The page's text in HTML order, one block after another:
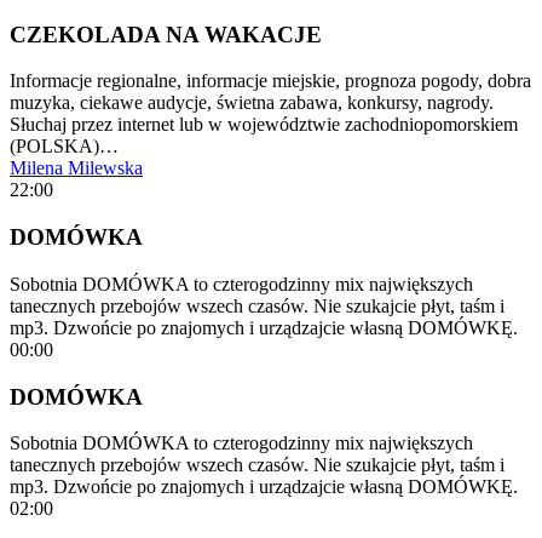
CZEKOLADA NA WAKACJE
Informacje regionalne, informacje miejskie, prognoza pogody, dobra
muzyka, ciekawe audycje, świetna zabawa, konkursy, nagrody.
Słuchaj przez internet lub w województwie zachodniopomorskiem
(POLSKA)…
Milena Milewska
22:00
DOMÓWKA
Sobotnia DOMÓWKA to czterogodzinny mix największych
tanecznych przebojów wszech czasów. Nie szukajcie płyt, taśm i
mp3. Dzwońcie po znajomych i urządzajcie własną DOMÓWKĘ.
00:00
DOMÓWKA
Sobotnia DOMÓWKA to czterogodzinny mix największych
tanecznych przebojów wszech czasów. Nie szukajcie płyt, taśm i
mp3. Dzwońcie po znajomych i urządzajcie własną DOMÓWKĘ.
02:00